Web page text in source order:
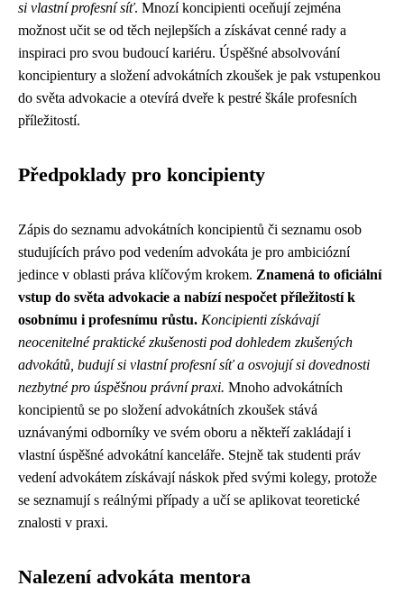
si vlastní profesní síť. Mnozí koncipienti oceňují zejména
možnost učit se od těch nejlepších a získávat cenné rady a
inspiraci pro svou budoucí kariéru. Úspěšné absolvování
koncipientury a složení advokátních zkoušek je pak vstupenkou
do světa advokacie a otevírá dveře k pestré škále profesních
příležitostí.
Předpoklady pro koncipienty
Zápis do seznamu advokátních koncipientů či seznamu osob
studujících právo pod vedením advokáta je pro ambiciózní
jedince v oblasti práva klíčovým krokem. Znamená to oficiální
vstup do světa advokacie a nabízí nespočet příležitostí k
osobnímu i profesnímu růstu. Koncipienti získávají
neocenitelné praktické zkušenosti pod dohledem zkušených
advokátů, budují si vlastní profesní síť a osvojují si dovednosti
nezbytné pro úspěšnou právní praxi. Mnoho advokátních
koncipientů se po složení advokátních zkoušek stává
uznávanými odborníky ve svém oboru a někteří zakládají i
vlastní úspěšné advokátní kanceláře. Stejně tak studenti práv
vedení advokátem získávají náskok před svými kolegy, protože
se seznamují s reálnými případy a učí se aplikovat teoretické
znalosti v praxi.
Nalezení advokáta mentora